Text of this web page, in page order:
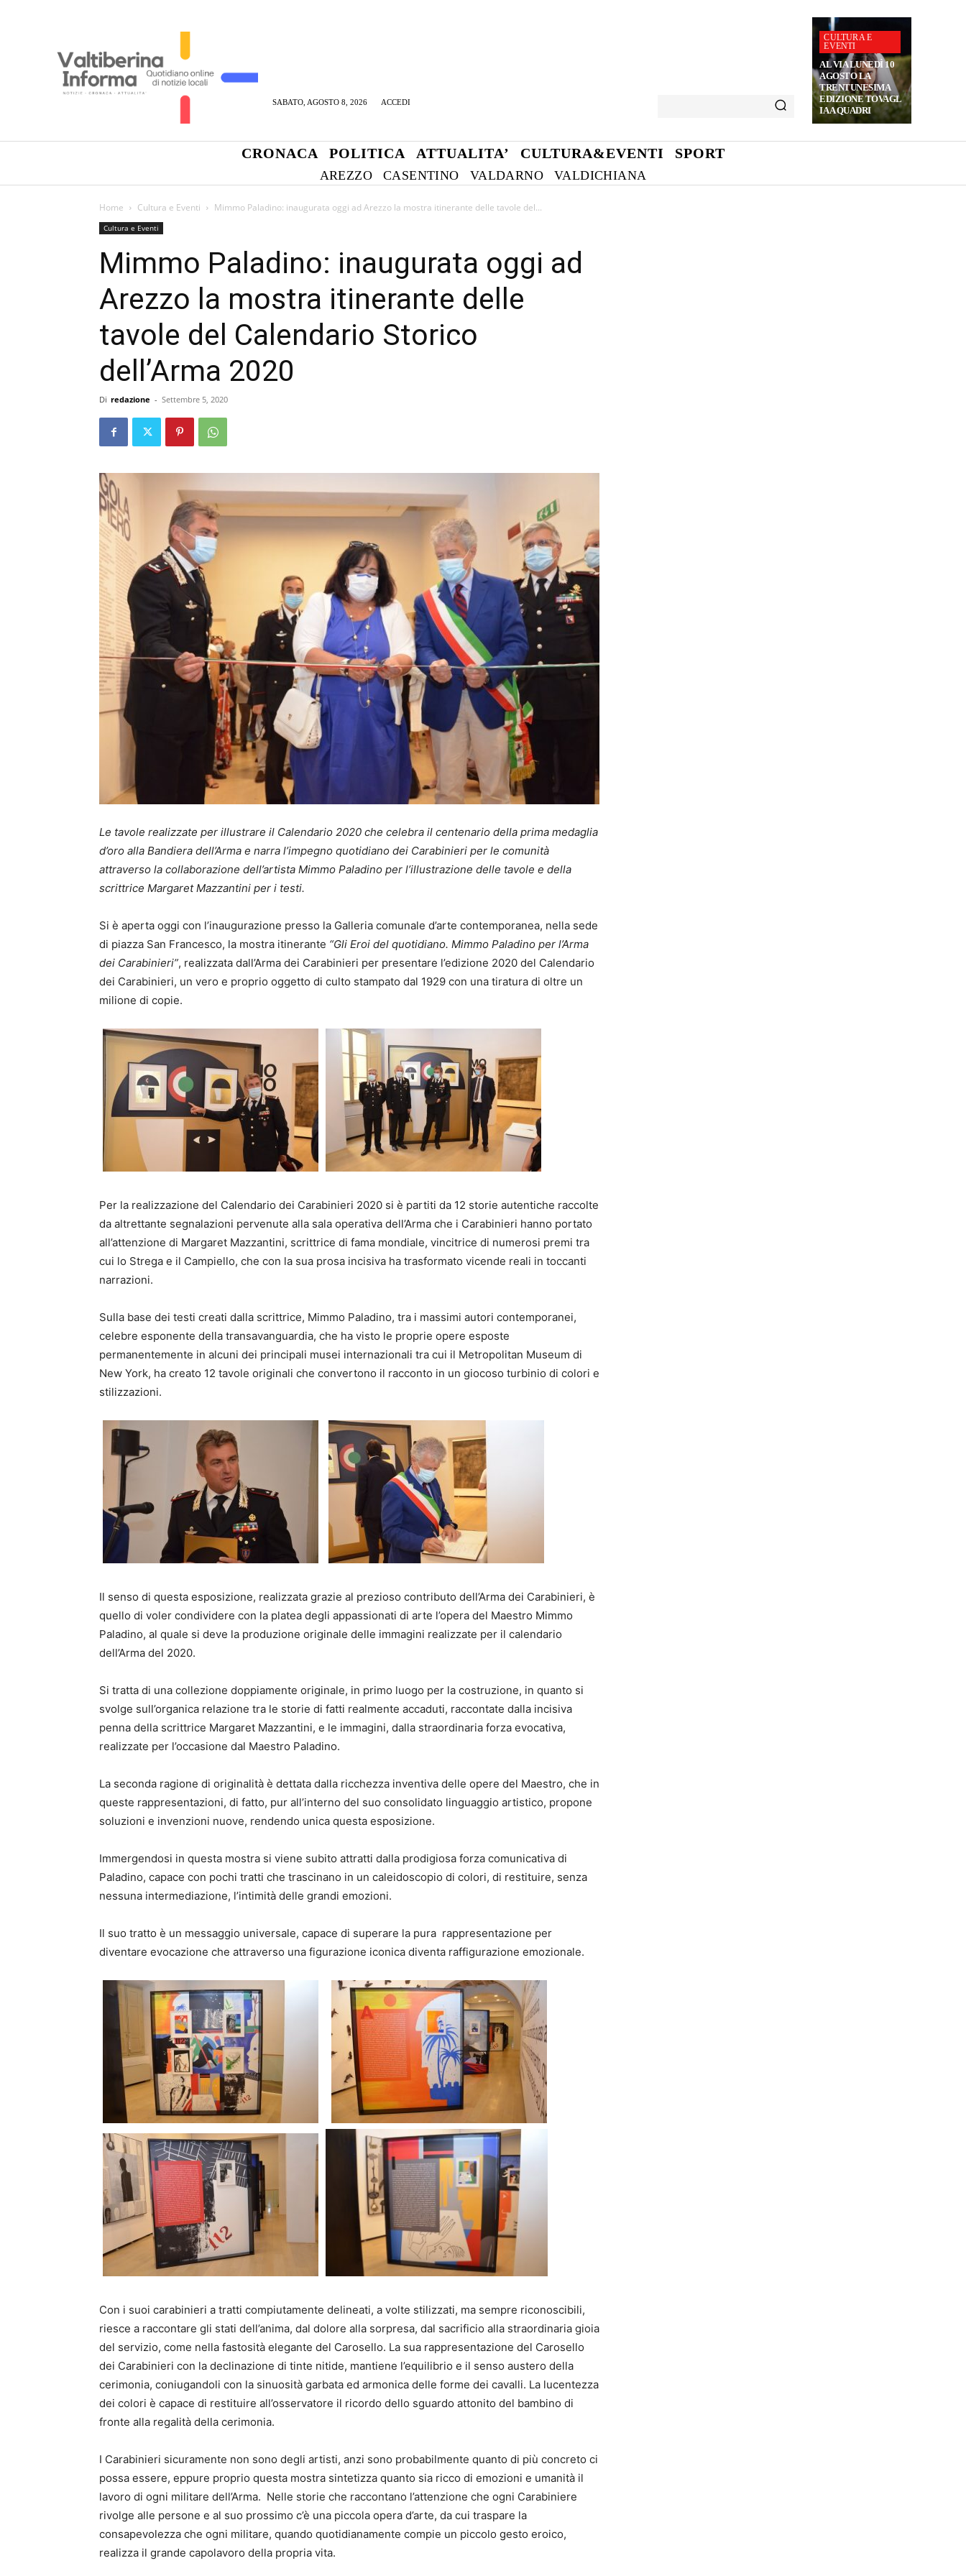
SABATO, AGOSTO 8, 2026 ACCEDI
CULTURA E
EVENTI
AL VIA LUNEDÌ 10
AGOSTO LA
TRENTUNESIMA
EDIZIONE TOVAGL
IA A QUADRI
CRONACA POLITICA ATTUALITA’ CULTURA&EVENTI SPORT
AREZZO CASENTINO VALDARNO VALDICHIANA
Home Cultura e Eventi Mimmo Paladino: inaugurata oggi ad Arezzo la mostra itinerante delle tavole del...
Cultura e Eventi
Mimmo Paladino: inaugurata oggi ad
Arezzo la mostra itinerante delle
tavole del Calendario Storico
dell’Arma 2020
Di redazione - Settembre 5, 2020
Le tavole realizzate per illustrare il Calendario 2020 che celebra il centenario della prima medaglia
d’oro alla Bandiera dell’Arma e narra l’impegno quotidiano dei Carabinieri per le comunità
attraverso la collaborazione dell’artista Mimmo Paladino per l’illustrazione delle tavole e della
scrittrice Margaret Mazzantini per i testi.
Si è aperta oggi con l’inaugurazione presso la Galleria comunale d’arte contemporanea, nella sede
di piazza San Francesco, la mostra itinerante “Gli Eroi del quotidiano. Mimmo Paladino per l’Arma
dei Carabinieri”, realizzata dall’Arma dei Carabinieri per presentare l’edizione 2020 del Calendario
dei Carabinieri, un vero e proprio oggetto di culto stampato dal 1929 con una tiratura di oltre un
milione di copie.
Per la realizzazione del Calendario dei Carabinieri 2020 si è partiti da 12 storie autentiche raccolte
da altrettante segnalazioni pervenute alla sala operativa dell’Arma che i Carabinieri hanno portato
all’attenzione di Margaret Mazzantini, scrittrice di fama mondiale, vincitrice di numerosi premi tra
cui lo Strega e il Campiello, che con la sua prosa incisiva ha trasformato vicende reali in toccanti
narrazioni.
Sulla base dei testi creati dalla scrittrice, Mimmo Paladino, tra i massimi autori contemporanei,
celebre esponente della transavanguardia, che ha visto le proprie opere esposte
permanentemente in alcuni dei principali musei internazionali tra cui il Metropolitan Museum di
New York, ha creato 12 tavole originali che convertono il racconto in un giocoso turbinio di colori e
stilizzazioni.
Il senso di questa esposizione, realizzata grazie al prezioso contributo dell’Arma dei Carabinieri, è
quello di voler condividere con la platea degli appassionati di arte l’opera del Maestro Mimmo
Paladino, al quale si deve la produzione originale delle immagini realizzate per il calendario
dell’Arma del 2020.
Si tratta di una collezione doppiamente originale, in primo luogo per la costruzione, in quanto si
svolge sull’organica relazione tra le storie di fatti realmente accaduti, raccontate dalla incisiva
penna della scrittrice Margaret Mazzantini, e le immagini, dalla straordinaria forza evocativa,
realizzate per l’occasione dal Maestro Paladino.
La seconda ragione di originalità è dettata dalla ricchezza inventiva delle opere del Maestro, che in
queste rappresentazioni, di fatto, pur all’interno del suo consolidato linguaggio artistico, propone
soluzioni e invenzioni nuove, rendendo unica questa esposizione.
Immergendosi in questa mostra si viene subito attratti dalla prodigiosa forza comunicativa di
Paladino, capace con pochi tratti che trascinano in un caleidoscopio di colori, di restituire, senza
nessuna intermediazione, l’intimità delle grandi emozioni.
Il suo tratto è un messaggio universale, capace di superare la pura rappresentazione per
diventare evocazione che attraverso una figurazione iconica diventa raffigurazione emozionale.
Con i suoi carabinieri a tratti compiutamente delineati, a volte stilizzati, ma sempre riconoscibili,
riesce a raccontare gli stati dell’anima, dal dolore alla sorpresa, dal sacrificio alla straordinaria gioia
del servizio, come nella fastosità elegante del Carosello. La sua rappresentazione del Carosello
dei Carabinieri con la declinazione di tinte nitide, mantiene l’equilibrio e il senso austero della
cerimonia, coniugandoli con la sinuosità garbata ed armonica delle forme dei cavalli. La lucentezza
dei colori è capace di restituire all’osservatore il ricordo dello sguardo attonito del bambino di
fronte alla regalità della cerimonia.
I Carabinieri sicuramente non sono degli artisti, anzi sono probabilmente quanto di più concreto ci
possa essere, eppure proprio questa mostra sintetizza quanto sia ricco di emozioni e umanità il
lavoro di ogni militare dell’Arma. Nelle storie che raccontano l’attenzione che ogni Carabiniere
rivolge alle persone e al suo prossimo c’è una piccola opera d’arte, da cui traspare la
consapevolezza che ogni militare, quando quotidianamente compie un piccolo gesto eroico,
realizza il grande capolavoro della propria vita.